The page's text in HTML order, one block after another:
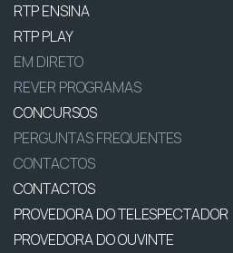
RTP ENSINA
RTP PLAY
EM DIRETO
REVER PROGRAMAS
CONCURSOS
PERGUNTAS FREQUENTES
CONTACTOS
CONTACTOS
PROVEDORA DO TELESPECTADOR
PROVEDORA DO OUVINTE